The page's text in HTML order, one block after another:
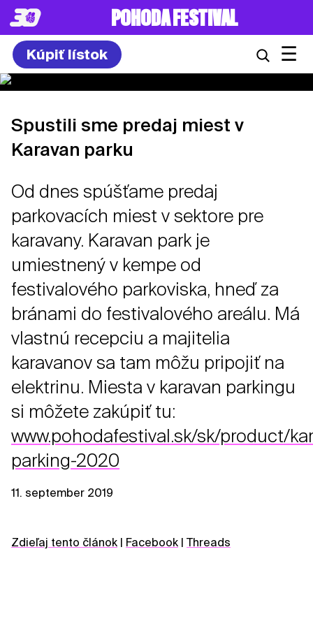
POHODA FESTIVAL
Kúpiť lístok ☰
Spustili sme predaj miest v
Karavan parku
Od dnes spúšťame predaj
parkovacích miest v sektore pre
karavany. Karavan park je
umiestnený v kempe od
festivalového parkoviska, hneď za
bránami do festivalového areálu. Má
vlastnú recepciu a majitelia
karavanov sa tam môžu pripojiť na
elektrinu. Miesta v karavan parkingu
si môžete zakúpiť tu:
www.pohodafestival.sk/sk/product/
parking-2020
11. september 2019
Zdieľaj tento článok Facebook Threads